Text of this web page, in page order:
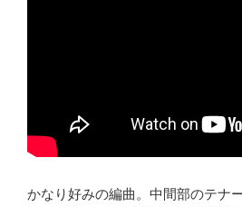
かなり好みの編曲。中間部のテナ